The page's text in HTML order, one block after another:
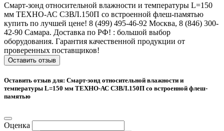
Смарт-зонд относительной влажности и температуры L=150
мм ТЕХНО-АС СЗВЛ.150П со встроенной флеш-памятью
купить по лучшей цене! 8 (499) 495-46-92 Москва, 8 (846) 300-
42-90 Самара. Доставка по РФ! : большой выбор
оборудования. Гарантия качественной продукции от
проверенных поставщиков!
Оставить отзыв
Оставить отзыв для: Смарт-зонд относительной влажности и
температуры L=150 мм ТЕХНО-АС СЗВЛ.150П со встроенной флеш-
памятью
Оценка